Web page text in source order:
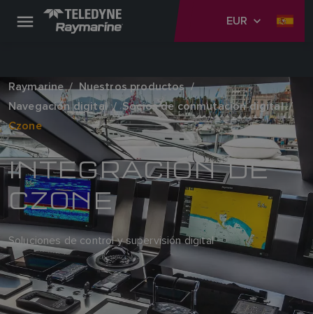
EUR
Raymarine
Nuestros productos
Navegación digital
Socios de conmutación digital
Czone
INTEGRACIÓN DE
CZONE
Soluciones de control y supervisión digital